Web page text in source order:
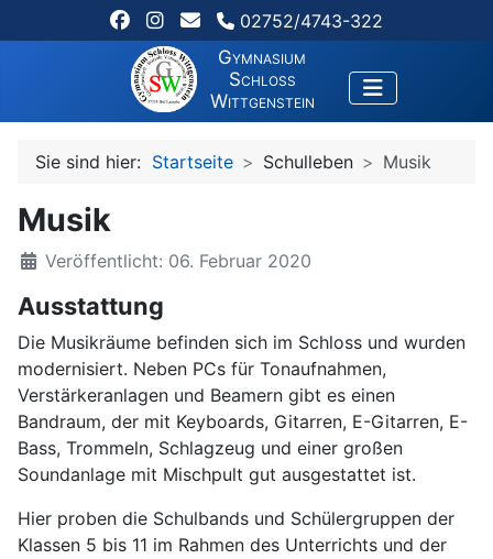
02752/4743-322
Gymnasium
Schloss
Wittgenstein
Sie sind hier: Startseite Schulleben Musik
Musik
Veröffentlicht: 06. Februar 2020
Ausstattung
Die Musikräume befinden sich im Schloss und wurden
modernisiert. Neben PCs für Tonaufnahmen,
Verstärkeranlagen und Beamern gibt es einen
Bandraum, der mit Keyboards, Gitarren, E-Gitarren, E-
Bass, Trommeln, Schlagzeug und einer großen
Soundanlage mit Mischpult gut ausgestattet ist.
Hier proben die Schulbands und Schülergruppen der
Klassen 5 bis 11 im Rahmen des Unterrichts und der